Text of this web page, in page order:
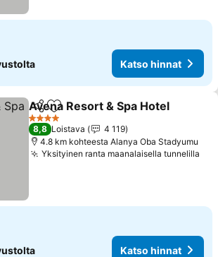
Katso hinnat
Jaa Lisää suosikkeihin
Avena Resort & Spa Hotel
4 Tähtiluokitus
8,8 Loistava
4 119
4.8 km kohteesta Alanya Oba Stadyumu
Yksityinen ranta maanalaisella tunnelilla
Katso hinnat